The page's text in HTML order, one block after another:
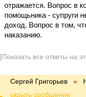
отражается. Вопрос в
помощьника - супруги
доход. Вопрос в том,
наказанию.
[Показать все ответы на
Сергей Григорьев »